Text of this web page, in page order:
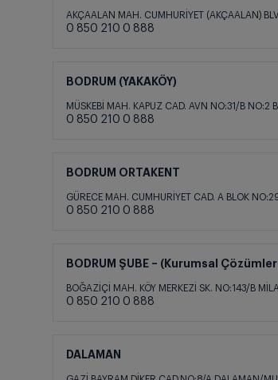
AKÇAALAN MAH. CUMHURİYET (AKÇAALAN)
0 850 210 0 888
BODRUM (YAKAKÖY)
MÜSKEBİ MAH. KAPUZ CAD. AVN NO:31/B NO:2
0 850 210 0 888
BODRUM ORTAKENT
GÜRECE MAH. CUMHURİYET CAD. A BLOK
0 850 210 0 888
BODRUM ŞUBE – (Kurumsal
BOĞAZİÇİ MAH. KÖY MERKEZİ SK. NO:143/B
0 850 210 0 888
DALAMAN